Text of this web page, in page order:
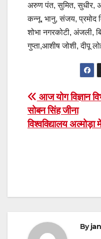
अरुण पंत, सुमित, सुधीर,
कन्नू, भानु, संजय, प्रमोद
शोभा नगरकोटी, अंजली,
गुप्ता,आशीष जोशी, दीपू
Post
आज योग विज्ञान
सोबन सिंह जीना
विश्वविद्यालय अल्मोड़ा
By